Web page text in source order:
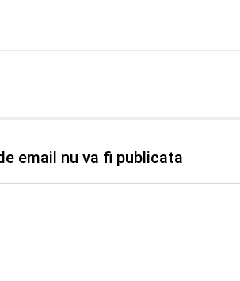
email nu va fi publicata